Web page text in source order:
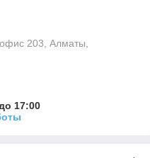
203, Алматы,
17:00